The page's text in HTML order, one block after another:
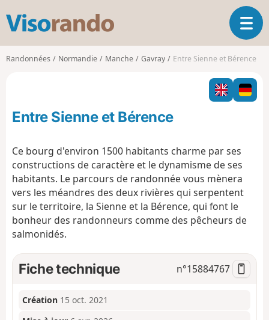
s
o
o
O
u
i
r
l
i
Randonnées Normandie Manche Gavray Entre Sienne et Bérence
Entre Sienne et Bérence
Ce bourg d'environ 1500 habitants charme par ses
constructions de caractère et le dynamisme de ses
habitants. Le parcours de randonnée vous mènera
vers les méandres des deux rivières qui serpentent
sur le territoire, la Sienne et la Bérence, qui font le
bonheur des randonneurs comme des pêcheurs de
salmonidés.
Fiche technique n°15884767
Création 15 oct. 2021